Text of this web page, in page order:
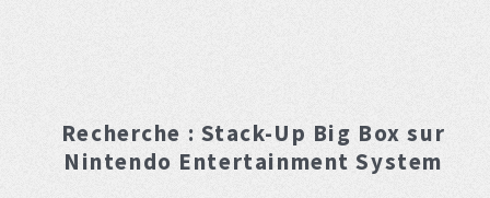
Recherche : Stack-Up Big Box sur
Nintendo Entertainment System